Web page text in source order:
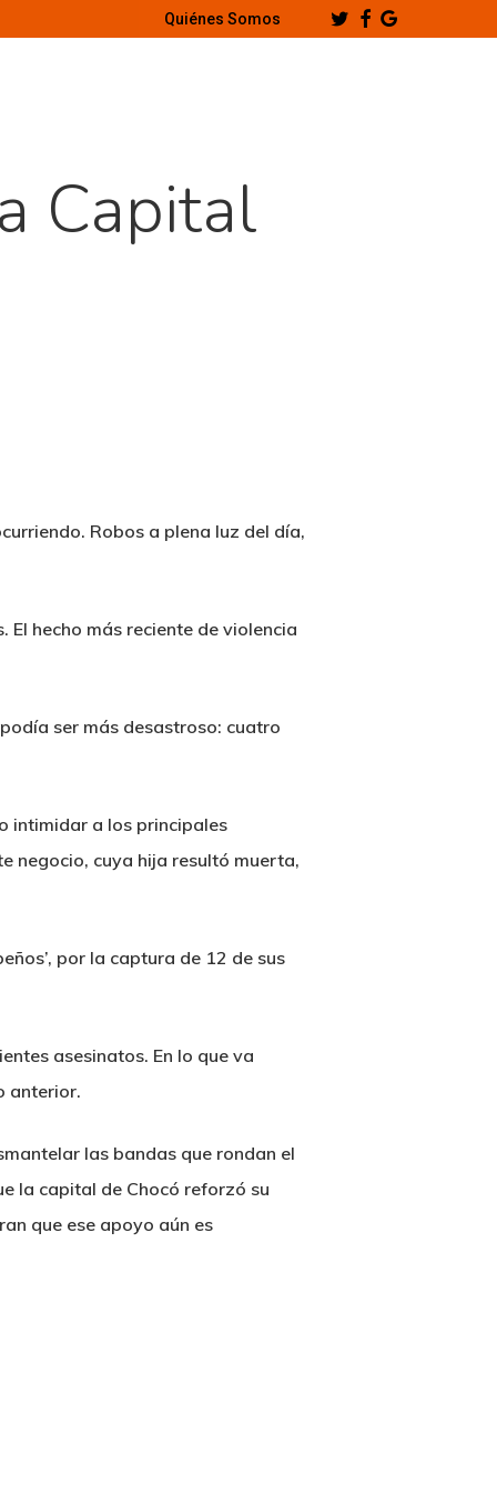
Quiénes Somos TwitterFacebook
Google-
Plus
Capital
Robos a plena luz del día,
hecho más reciente de violencia
ser más desastroso: cuatro
intimidar a los principales
negocio, cuya hija resultó muerta,
por la captura de 12 de sus
asesinatos. En lo que va
anterior.
las bandas que rondan el
la capital de Chocó reforzó su
que ese apoyo aún es